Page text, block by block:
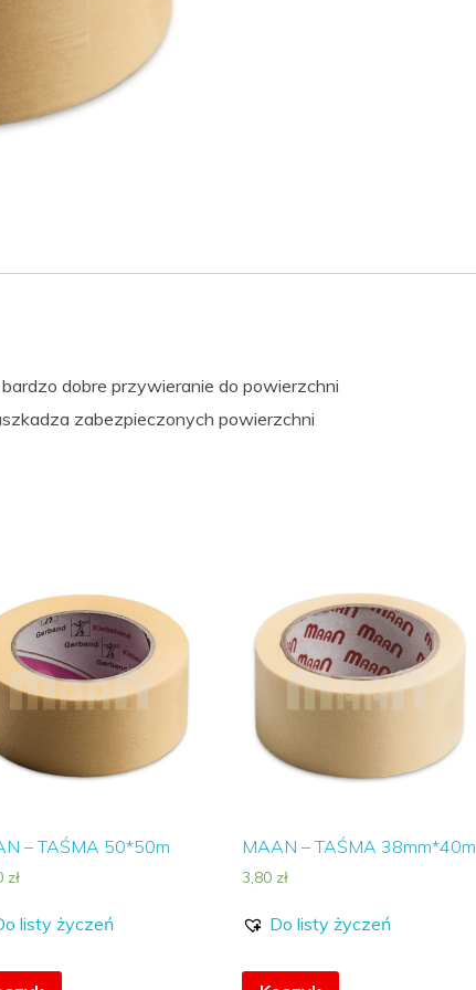
dobre przywieranie do powierzchni
zabezpieczonych powierzchni
– TAŚMA 50*50m
zł
listy życzeń
MAAN – TAŚMA 38mm*40m
3,80 zł
Do listy życzeń